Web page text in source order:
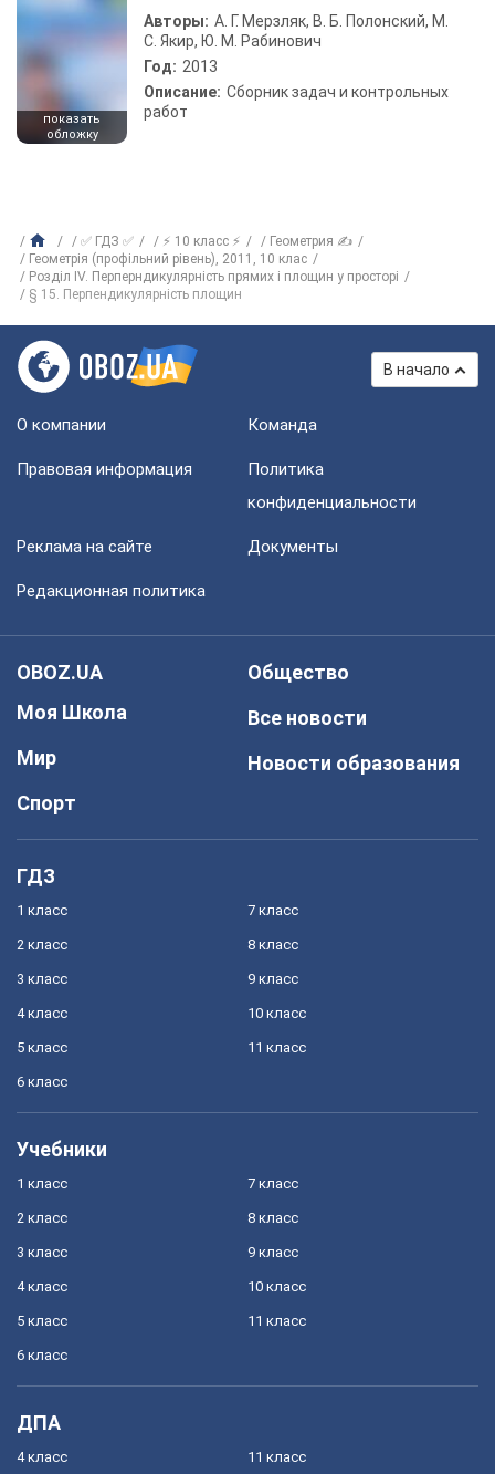
показать
обложку
Авторы: А. Г. Мерзляк, В. Б. Полонский, М.
С. Якир, Ю. М. Рабинович
Год: 2013
Описание: Сборник задач и контрольных
работ
✅ ГДЗ ✅ ⚡ 10 класс ⚡
Геометрия ✍
Геометрія (профільний рівень), 2011, 10 клас
Розділ IV. Перперндикулярність прямих і площин у просторі
§ 15. Перпендикулярність площин
В начало
О компании Команда
Правовая информация
Политика
конфиденциальности
Реклама на сайте Документы
Редакционная политика
OBOZ.UA
Моя Школа
Мир
Спорт
Общество
Все новости
Новости образования
ГДЗ
1 класс
2 класс
3 класс
4 класс
5 класс
6 класс
7 класс
8 класс
9 класс
10 класс
11 класс
Учебники
1 класс
2 класс
3 класс
4 класс
5 класс
6 класс
7 класс
8 класс
9 класс
10 класс
11 класс
ДПА
4 класс 11 класс